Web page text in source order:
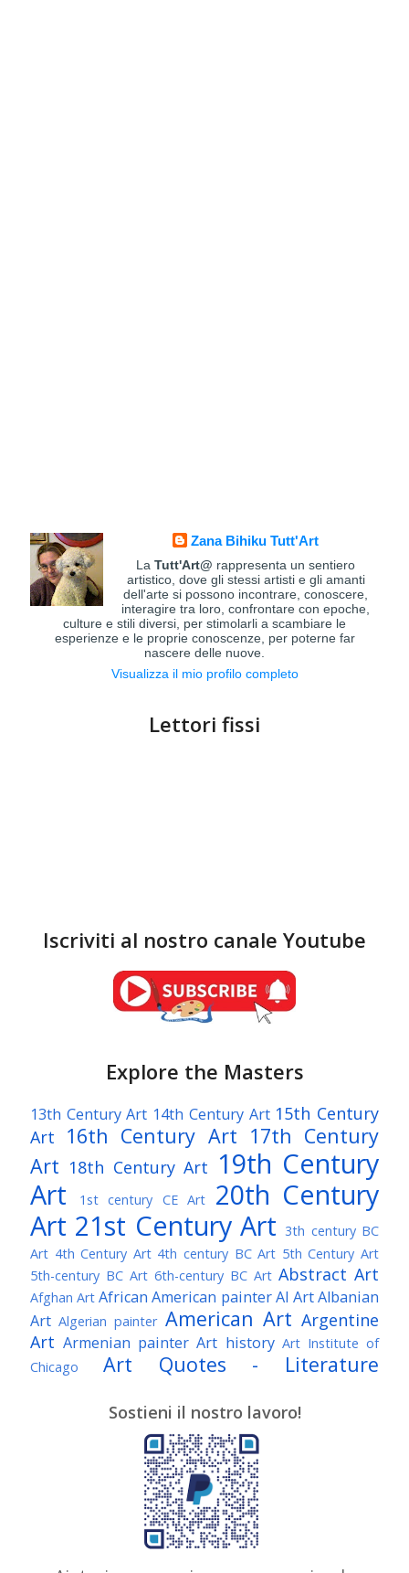
Zana Bihiku Tutt'Art
LaTutt'Art@ rappresenta un sentiero
artistico, dove gli stessi artisti e gli amanti
dell'arte si possono incontrare, conoscere,
interagire tra loro, confrontare con epoche,
culture e stili diversi, per stimolarli a scambiare le
esperienze e le proprie conoscenze, per poterne far
nascere delle nuove.
Visualizza il mio profilo completo
Lettori fissi
Iscriviti al nostro canale Youtube
Explore the Masters
13th Century Art 14th Century Art 15th Century
Art
16th Century Art 17th Century
Art 18th Century Art 19th Century
Art
1st century CE Art
20th Century
Art 21st Century Art 3th century BC
Art 4th Century Art 4th century BC Art 5th Century Art
5th-century BC Art 6th-century BC Art Abstract Art
Afghan Art African American painterAI ArtAlbanian
Art Algerian painter American Art Argentine
Art Armenian painter Art history Art Institute of
Chicago
Art Quotes - Literature
Awarded Artist Baroque Art
Belgian Art Bohemian Art
Brazilian Art British Art
Brooklyn Museum Bulgarian Art
Caravaggio Chilean Art
Claude Monet
Colombian Art Croatian Art
Sostieni il nostro lavoro!